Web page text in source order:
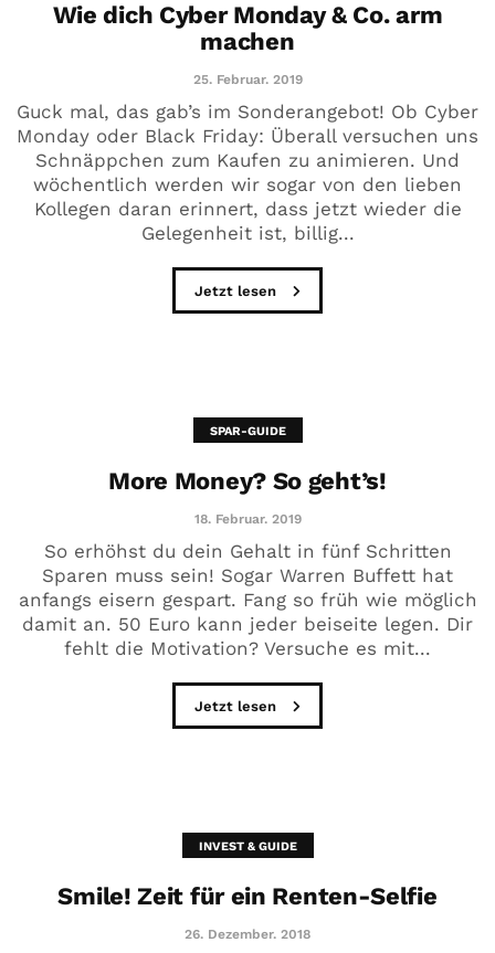
Wie dich Cyber Monday & Co. arm
machen
25. Februar. 2019
Guck mal, das gab’s im Sonderangebot! Ob Cyber
Monday oder Black Friday: Überall versuchen uns
Schnäppchen zum Kaufen zu animieren. Und
wöchentlich werden wir sogar von den lieben
Kollegen daran erinnert, dass jetzt wieder die
Gelegenheit ist, billig...
Jetzt lesen
SPAR-GUIDE
More Money? So geht’s!
18. Februar. 2019
So erhöhst du dein Gehalt in fünf Schritten
Sparen muss sein! Sogar Warren Buffett hat
anfangs eisern gespart. Fang so früh wie möglich
damit an. 50 Euro kann jeder beiseite legen. Dir
fehlt die Motivation? Versuche es mit...
Jetzt lesen
INVEST & GUIDE
Smile! Zeit für ein Renten-Selfie
26. Dezember. 2018